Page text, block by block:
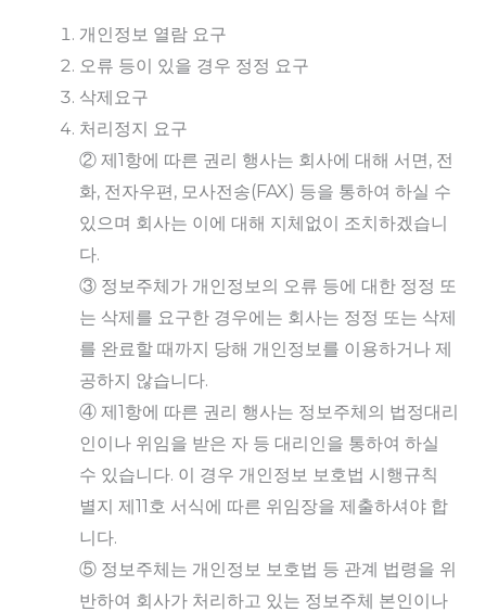
개인정보 열람 요구
오류 등이 있을 경우 정정 요구
삭제요구
처리정지 요구
② 제1항에 따른 권리 행사는 회사에 대해 서면, 전
화, 전자우편, 모사전송(FAX) 등을 통하여 하실 수
있으며 회사는 이에 대해 지체없이 조치하겠습니
다.
③ 정보주체가 개인정보의 오류 등에 대한 정정 또
는 삭제를 요구한 경우에는 회사는 정정 또는 삭제
를 완료할 때까지 당해 개인정보를 이용하거나 제
공하지 않습니다.
④ 제1항에 따른 권리 행사는 정보주체의 법정대리
인이나 위임을 받은 자 등 대리인을 통하여 하실
수 있습니다. 이 경우 개인정보 보호법 시행규칙
별지 제11호 서식에 따른 위임장을 제출하셔야 합
니다.
⑤ 정보주체는 개인정보 보호법 등 관계 법령을 위
반하여 회사가 처리하고 있는 정보주체 본인이나